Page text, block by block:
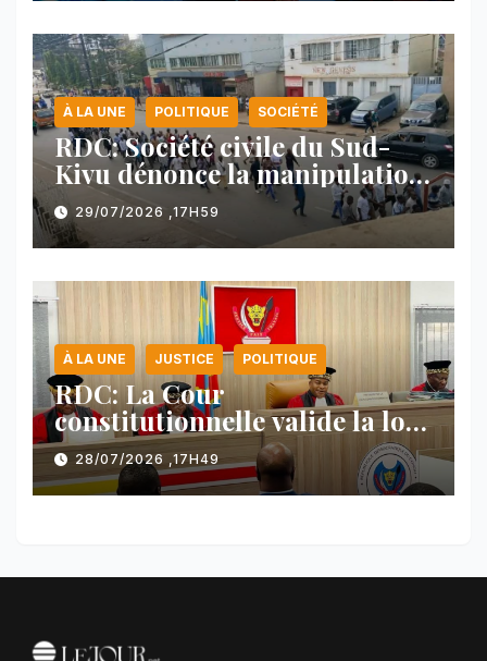
À LA UNE POLITIQUE SOCIÉTÉ
RDC: Société civile du Sud-
Kivu dénonce la manipulation
des manifestations par
l’AFC/M23
29/07/2026 ,17H59
À LA UNE JUSTICE POLITIQUE
RDC: La Cour
constitutionnelle valide la loi
référendaire sous réserves de
plusieurs dispositions
28/07/2026 ,17H49